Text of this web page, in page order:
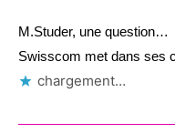
M.Studer, une question…
Swisscom met dans ses
chargement…